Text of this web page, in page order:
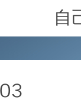
自